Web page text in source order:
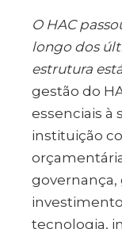
O HAC
longo dos
estrutura
gestão do
essenciais à
instituição
governança,
tecnologia,